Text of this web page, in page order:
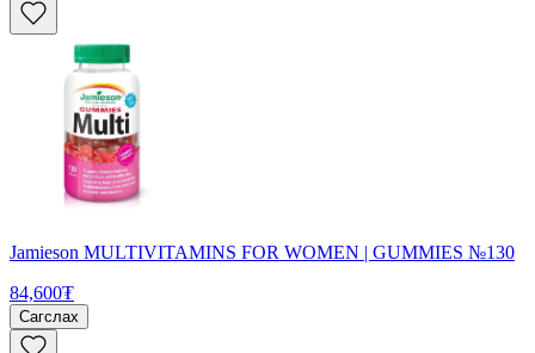
Jamieson MULTIVITAMINS FOR WOMEN | GUMMIES №130
84,600₮
Сагслах